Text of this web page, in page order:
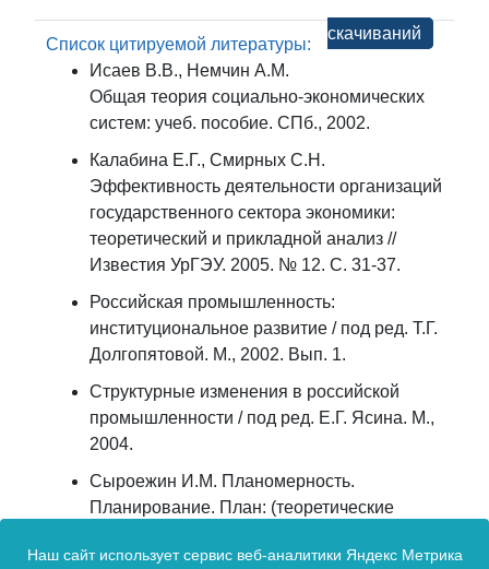
скачиваний
Список цитируемой литературы:
Исаев В.В., Немчин А.М.
Общая теория социально-экономических
систем: учеб. пособие. СПб., 2002.
Калабина Е.Г., Смирных С.Н.
Эффективность деятельности организаций
государственного сектора экономики:
теоретический и прикладной анализ //
Известия УрГЭУ. 2005. № 12. С. 31-37.
Российская промышленность:
институциональное развитие / под ред. Т.Г.
Долгопятовой. М., 2002. Вып. 1.
Структурные изменения в российской
промышленности / под ред. Е.Г. Ясина. М.,
2004.
Сыроежин И.М. Планомерность.
Планирование. План: (теоретические
1986.
Наш сайт использует сервис веб-аналитики Яндекс Метрика